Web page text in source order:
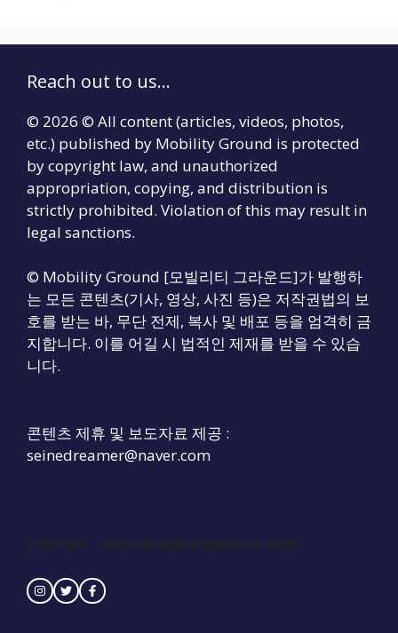
Reach out to us...
© 2026 © All content (articles, videos, photos,
etc.) published by Mobility Ground is protected
by copyright law, and unauthorized
appropriation, copying, and distribution is
strictly prohibited. Violation of this may result in
legal sanctions.
© Mobility Ground [모빌리티 그라운드]가 발행하
는 모든 콘텐츠(기사, 영상, 사진 등)은 저작권법의 보
호를 받는 바, 무단 전제, 복사 및 배포 등을 엄격히 금
지합니다. 이를 어길 시 법적인 제재를 받을 수 있습
니다.
콘텐츠 제휴 및 보도자료 제공 :
seinedreamer@naver.com
Contact : seinedreamer@naver.com